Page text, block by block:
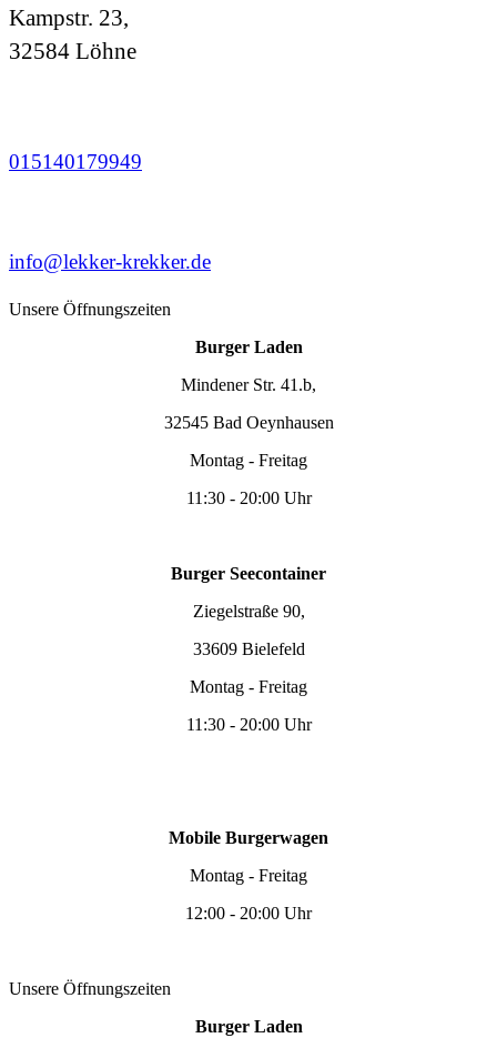
Kampstr. 23,
32584 Löhne
015140179949
info@lekker-krekker.de
Unsere Öffnungszeiten
Burger Laden
Mindener Str. 41.b,
32545 Bad Oeynhausen
Montag - Freitag
11:30 - 20:00 Uhr
Burger Seecontainer
Ziegelstraße 90,
33609 Bielefeld
Montag - Freitag
11:30 - 20:00 Uhr
Mobile Burgerwagen
Montag - Freitag
12:00 - 20:00 Uhr
Unsere Öffnungszeiten
Burger Laden